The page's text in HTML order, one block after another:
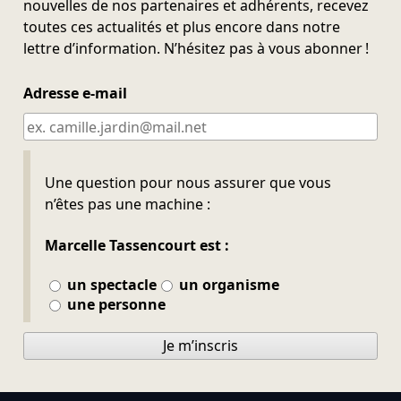
nouvelles de nos partenaires et adhérents, recevez
toutes ces actualités et plus encore dans notre
lettre d’information. N’hésitez pas à vous abonner !
Adresse e-mail
Une question pour nous assurer que vous
n’êtes pas une machine :
Marcelle Tassencourt est :
un spectacle
un organisme
une personne
Ne pas remplir
Je m’inscris